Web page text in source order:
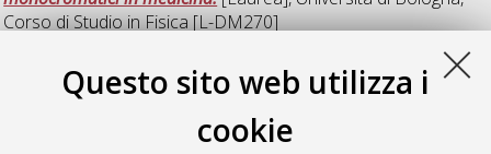
Questo sito web utilizza i
cookie
Corso di Studio inFisica [L-DM270]
Biomechanical modeling of parotid
glands morphing in head & neck radiation therapy treatments.